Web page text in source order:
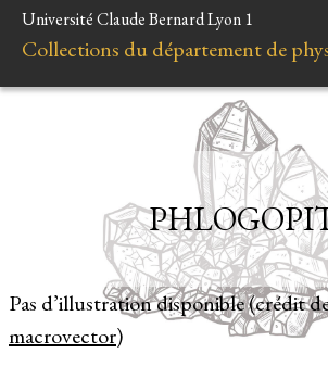
Université Claude Bernard Lyon 1
Collections du département de
Pas d’illustration disponible (crédit
macrovector)